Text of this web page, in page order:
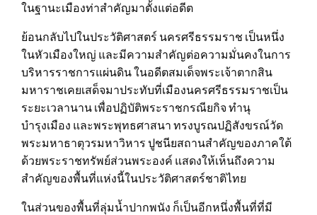
ในฐานะเมืองท่าสำคัญมาตั้งแต่อดีต
ย้อนกลับไปในประวัติศาสตร์ นครศรีธรรมราช เป็นหนึ่ง
ในหัวเมืองใหญ่ และมีความสำคัญต่อความมั่นคงในการ
บริหารราชการแผ่นดิน ในอดีตสมเด็จพระเจ้าตากสิน
มหาราชเคยเสด็จมาประทับที่เมืองนครศรีธรรมราชเป็น
ระยะเวลานาน เพื่อปฏิบัติพระราชกรณียกิจ ทำนุ
บำรุงเมือง และพระพุทธศาสนา ทรงบูรณปฏิสังขรณ์วัด
พระมหาธาตุวรมหาวิหาร ปูชนียสถานสำคัญของภาคใต้
ด้วยพระราชทรัพย์ส่วนพระองค์ แสดงให้เห็นถึงความ
สำคัญของพื้นที่แห่งนี้ในประวัติศาสตร์ชาติไทย
ในส่วนของพื้นที่ลุ่มน้ำปากพนัง ก็เป็นอีกหนึ่งพื้นที่ที่มี